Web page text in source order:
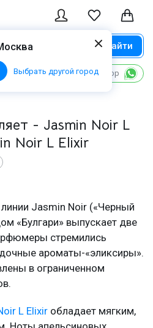
Выбрать другой город
Найти
Написать в WhatsApp
- Jasmin Noir L
Noir L Elixir
Jasmin Noir («Черный
«Булгари» выпускает две
стремились
ароматы-«эликсиры».
в ограниченном
L Elixir обладает мягким,